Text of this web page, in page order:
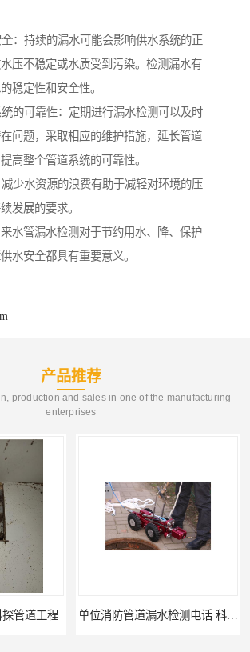
：持续的漏水可能会影响供水系统的正
压不稳定或水质受到污染。检测漏水有
稳定性和安全性。
的可靠性：定期进行漏水检测可以及时
问题，采取相应的维护措施，延长管道
高整个管道系统的可靠性。
少水资源的浪费有助于减轻对环境的压
发展的要求。
水管漏水检测对于节约用水、降、保护
水安全都具有重要意义。
产品推荐
production and sales in one of the manufacturing
enterprises
管道工程